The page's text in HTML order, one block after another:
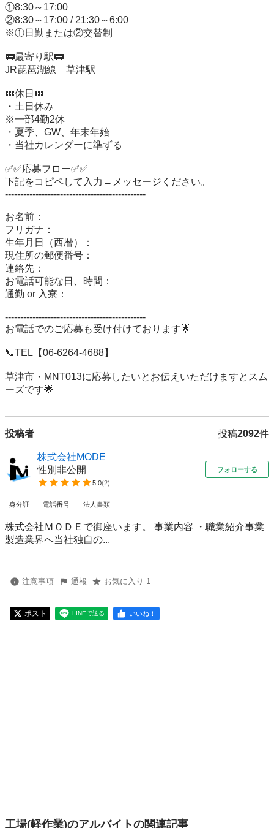
①8:30～17:00
②8:30～17:00 / 21:30～6:00
※①日勤または②交替制
🚃最寄り駅🚃
JR琵琶湖線　草津駅
💤休日💤
・土日休み
※一部4勤2休
・夏季、GW、年末年始
・当社カレンダーに準ずる
✅✅応募フロー✅✅
下記をコピペして入力→メッセージください。
----------------------------------------------
お名前：
フリガナ：
生年月日（西暦）：
現住所の郵便番号：
連絡先：
お電話可能な日、時間：
通勤 or 入寮：
----------------------------------------------
お電話でのご応募も受け付けております🌟
📞TEL【06-6264-4688】
草津市・MNT013に応募したいとお伝えいただけますとスム
投稿者 投稿2092件
株式会社MODE
性別非公開
5.0(2)
フォローする
身分証 電話番号 法人書類
株式会社ＭＯＤＥで御座います。 事業内容 ・職業紹介事業
製造業界へ当社独自の...
注意事項 通報 お気に入り 1
ポスト LINEで送る いいね！
工場(軽作業)のアルバイトの関連記事